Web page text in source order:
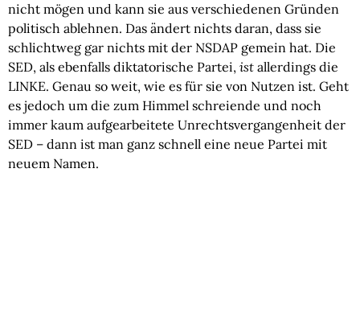
nicht mögen und kann sie aus verschiedenen Gründen
politisch ablehnen. Das ändert nichts daran, dass sie
schlichtweg gar nichts mit der NSDAP gemein hat. Die
SED, als ebenfalls diktatorische Partei, ist allerdings die
LINKE. Genau so weit, wie es für sie von Nutzen ist. Geht
es jedoch um die zum Himmel schreiende und noch
immer kaum aufgearbeitete Unrechtsvergangenheit der
SED – dann ist man ganz schnell eine neue Partei mit
neuem Namen.